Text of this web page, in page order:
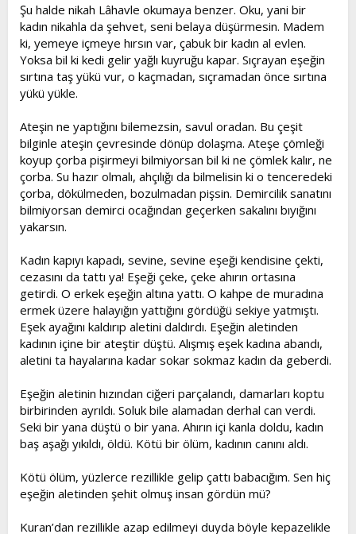
Şu halde nikah Lâhavle okumaya benzer. Oku, yani bir
kadın nikahla da şehvet, seni belaya düşürmesin. Madem
ki, yemeye içmeye hırsın var, çabuk bir kadın al evlen.
Yoksa bil ki kedi gelir yağlı kuyruğu kapar. Sıçrayan eşeğin
sırtına taş yükü vur, o kaçmadan, sıçramadan önce sırtına
yükü yükle.
Ateşin ne yaptığını bilemezsin, savul oradan. Bu çeşit
bilginle ateşin çevresinde dönüp dolaşma. Ateşe çömleği
koyup çorba pişirmeyi bilmiyorsan bil ki ne çömlek kalır, ne
çorba. Su hazır olmalı, ahçılığı da bilmelisin ki o tenceredeki
çorba, dökülmeden, bozulmadan pişsin. Demircilik sanatını
bilmiyorsan demirci ocağından geçerken sakalını bıyığını
yakarsın.
Kadın kapıyı kapadı, sevine, sevine eşeği kendisine çekti,
cezasını da tattı ya! Eşeği çeke, çeke ahırın ortasına
getirdi. O erkek eşeğin altına yattı. O kahpe de muradına
ermek üzere halayığın yattığını gördüğü sekiye yatmıştı.
Eşek ayağını kaldırıp aletini daldırdı. Eşeğin aletinden
kadının içine bir ateştir düştü. Alışmış eşek kadına abandı,
aletini ta hayalarına kadar sokar sokmaz kadın da geberdi.
Eşeğin aletinin hızından ciğeri parçalandı, damarları koptu
birbirinden ayrıldı. Soluk bile alamadan derhal can verdi.
Seki bir yana düştü o bir yana. Ahırın içi kanla doldu, kadın
baş aşağı yıkıldı, öldü. Kötü bir ölüm, kadının canını aldı.
Kötü ölüm, yüzlerce rezillikle gelip çattı babacığım. Sen hiç
eşeğin aletinden şehit olmuş insan gördün mü?
Kuran’dan rezillikle azap edilmeyi duyda böyle kepazelikle